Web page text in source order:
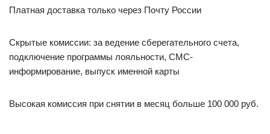
Платная доставка только через Почту России
Скрытые комиссии: за ведение сберегательного счета,
подключение программы лояльности, СМС-
информирование, выпуск именной карты
Высокая комиссия при снятии в месяц больше 100 000 руб.